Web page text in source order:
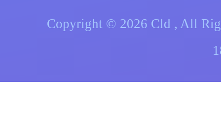
Copyright © 2026 Cld , All